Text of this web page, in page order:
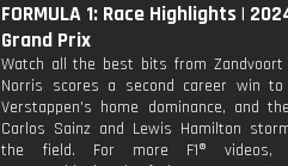
FORMULA 1: Race Highlights |
Grand Prix
Watch all the best bits from Zandvoort
Norris scores a second career win to
Verstappen's home dominance, and
Carlos Sainz and Lewis Hamilton
the field. For more F1® videos,